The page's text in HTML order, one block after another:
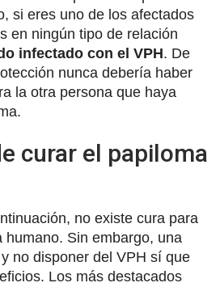
si eres uno de los afectados
en ningún tipo de relación
infectado con el VPH. De
nunca debería haber
la otra persona que haya
curar el papiloma
no existe cura para
humano. Sin embargo, una
no disponer del VPH sí que
Los más destacados